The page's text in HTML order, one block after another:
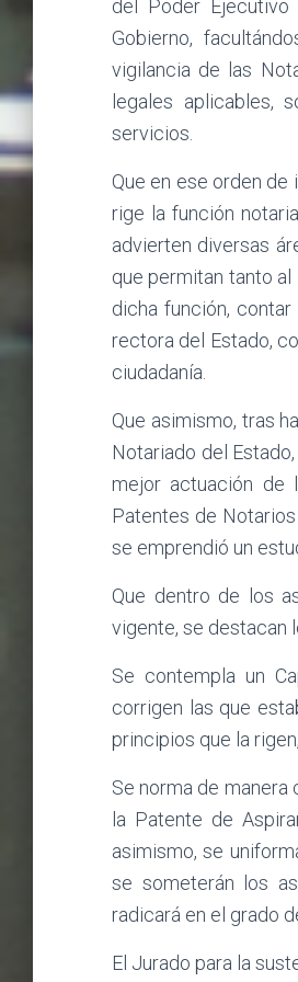
del Poder
Gobierno,
vigilancia de las
legales aplicables,
servicios.
Que en ese orden
rige la función
advierten diversas
que permitan tanto
dicha función,
rectora del Estado,
ciudadanía.
Que asimismo, tras
Notariado del
mejor actuación de
Patentes de
se emprendió un
Que dentro de los
vigente, se destacan
Se contempla un
corrigen las que
principios que la
Se norma de
la Patente de
asimismo, se
se someterán los
radicará en el grado
El Jurado para la